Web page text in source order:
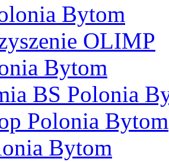
Bytom
OLIMP
Bytom
BS Polonia
Polonia Bytom
Bytom